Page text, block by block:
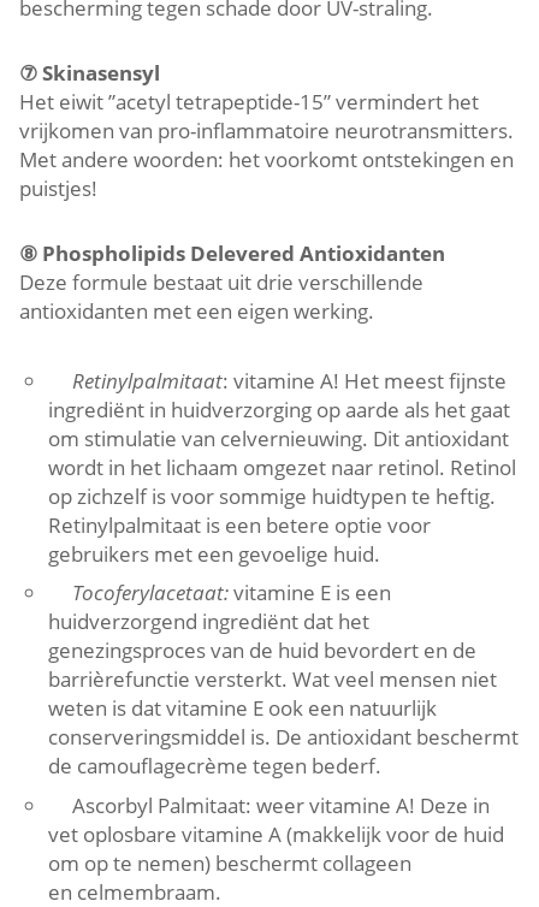
bescherming tegen schade door UV-straling.
⑦Skinasensyl
Het eiwit ”acetyl tetrapeptide-15” vermindert het
vrijkomen van pro-inflammatoire neurotransmitters.
Met andere woorden: het voorkomt ontstekingen en
puistjes!
⑧ Phospholipids Delevered Antioxidanten
Deze formule bestaat uit drie verschillende
antioxidanten met een eigen werking.
Retinylpalmitaat: vitamine A! Het meest fijnste
ingrediënt in huidverzorging op aarde als het gaat
om stimulatie van celvernieuwing. Dit antioxidant
wordt in het lichaam omgezet naar retinol. Retinol
op zichzelf is voor sommige huidtypen te heftig.
Retinylpalmitaat is een betere optie voor
gebruikers met een gevoelige huid.
Tocoferylacetaat:vitamine E is een
huidverzorgend ingrediënt dat het
genezingsproces van de huid bevordert en de
barrièrefunctie versterkt. Wat veel mensen niet
weten is dat vitamine E ook een natuurlijk
conserveringsmiddel is. De antioxidant beschermt
de camouflagecrème tegen bederf.
Ascorbyl Palmitaat: weer vitamine A! Deze in
vet oplosbare vitamine A (makkelijk voor de huid
om op te nemen) beschermt collageen
en celmembraam.